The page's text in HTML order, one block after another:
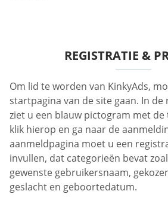
REGISTRATIE &
Om lid te worden van KinkyAds,
startpagina van de site gaan. In
ziet u een blauw pictogram met de
klik hierop en ga naar de
aanmeldpagina moet u een
invullen, dat categorieën bevat
gewenste gebruikersnaam,
geslacht en geboortedatum.